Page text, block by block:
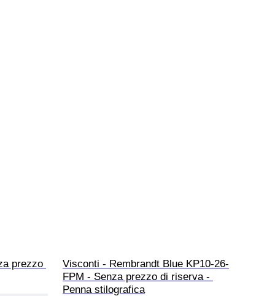
prezzo
Visconti - Rembrandt Blue KP10-26-
FPM - Senza prezzo di riserva -
Penna stilografica